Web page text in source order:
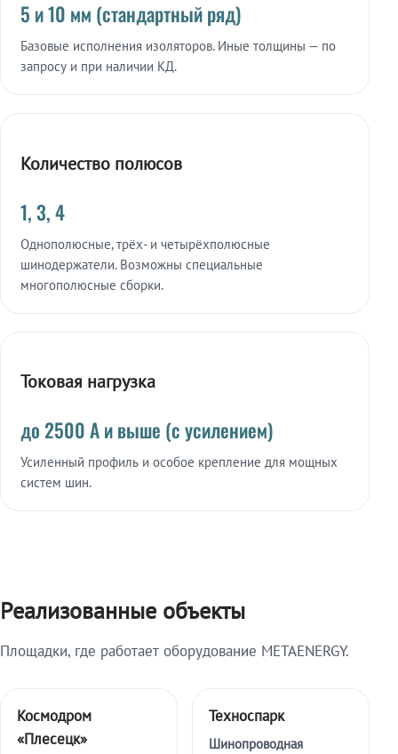
5 и 10 мм (стандартный ряд)
Базовые исполнения изоляторов. Иные толщины — по
запросу и при наличии КД.
Количество полюсов
1, 3, 4
Однополюсные, трёх- и четырёхполюсные
шинодержатели. Возможны специальные
многополюсные сборки.
Токовая нагрузка
до 2500 А и выше (с усилением)
Усиленный профиль и особое крепление для мощных
систем шин.
Реализованные объекты
Площадки, где работает оборудование METAENERGY.
Космодром
«Плесецк»
Техноспарк
Шинопроводная